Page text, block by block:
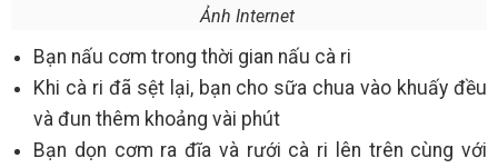
Ảnh Internet
Bạn nấu cơm trong thời gian nấu cà ri
Khi cà ri đã sệt lại, bạn cho sữa chua vào khuấy đều
và đun thêm khoảng vài phút
Bạn dọn cơm ra đĩa và rưới cà ri lên trên cùng với